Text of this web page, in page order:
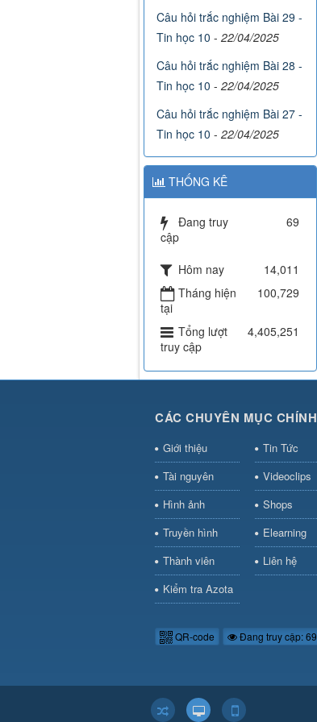
Câu hỏi trắc nghiệm Bài 29 -
Tin học 10 - 22/04/2025
Câu hỏi trắc nghiệm Bài 28 -
Tin học 10 - 22/04/2025
Câu hỏi trắc nghiệm Bài 27 -
Tin học 10 - 22/04/2025
THỐNG KÊ
Đang truy
cập
69
Hôm nay
14,011
Tháng hiện
tại
100,729
Tổng lượt
truy cập
4,405,251
CÁC CHUYÊN MỤC CHÍNH
Giới thiệu
Tin Tức
Tài nguyên
Videoclips
Hình ảnh
Shops
Truyền hình
Elearning
Thành viên
Liên hệ
Kiểm tra Azota
QR-code Đang truy cập: 69